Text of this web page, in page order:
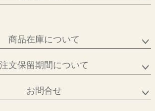
商品在庫について
注文保留期間について
お問合せ